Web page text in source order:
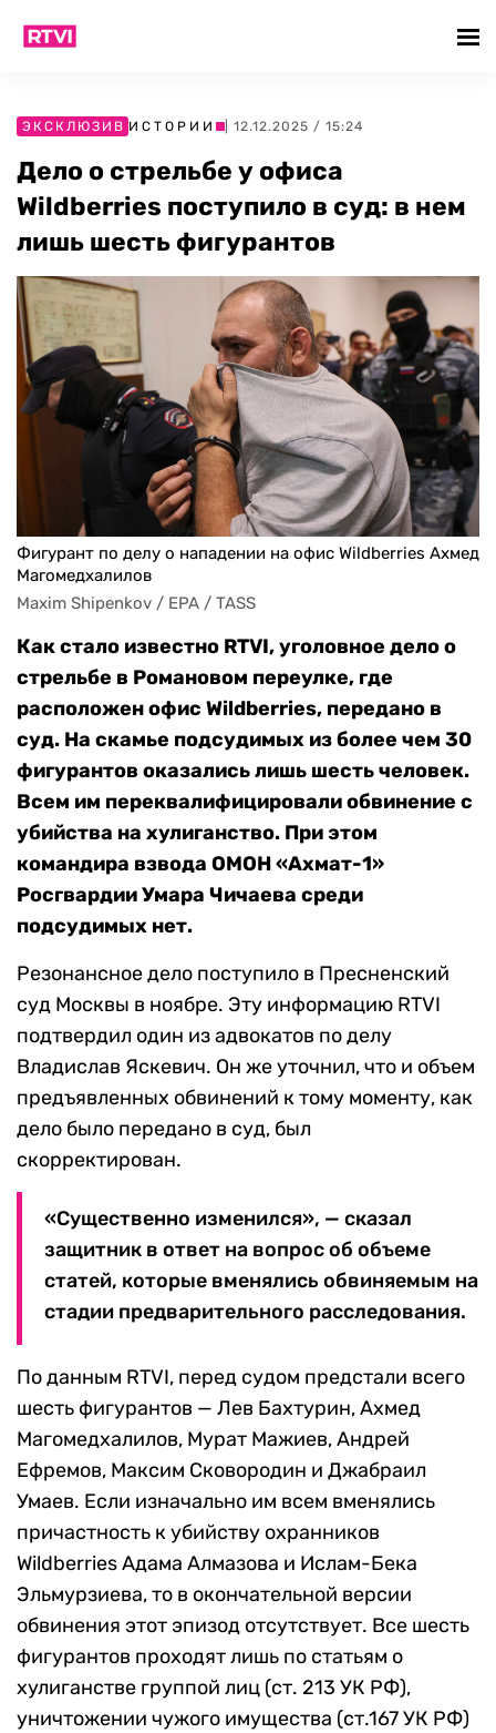
ЭКСКЛЮЗИВ ИСТОРИИ | 12.12.2025 / 15:24
Дело о стрельбе у офиса
Wildberries поступило в суд: в нем
лишь шесть фигурантов
Фигурант по делу о нападении на офис Wildberries Ахмед
Магомедхалилов
Maxim Shipenkov / EPA / TASS
Как стало известно RTVI, уголовное дело о
стрельбе в Романовом переулке, где
расположен офис Wildberries, передано в
суд. На скамье подсудимых из более чем 30
фигурантов оказались лишь шесть человек.
Всем им переквалифицировали обвинение с
убийства на хулиганство. При этом
командира взвода ОМОН «Ахмат-1»
Росгвардии Умара Чичаева среди
подсудимых нет.
Резонансное дело поступило в Пресненский
суд Москвы в ноябре. Эту информацию RTVI
подтвердил один из адвокатов по делу
Владислав Яскевич. Он же уточнил, что и объем
предъявленных обвинений к тому моменту, как
дело было передано в суд, был
скорректирован.
«Существенно изменился», — сказал
защитник в ответ на вопрос об объеме
статей, которые вменялись обвиняемым на
стадии предварительного расследования.
По данным RTVI, перед судом предстали всего
шесть фигурантов — Лев Бахтурин, Ахмед
Магомедхалилов, Мурат Мажиев, Андрей
Ефремов, Максим Сковородин и Джабраил
Умаев. Если изначально им всем вменялись
причастность к убийству охранников
Wildberries Адама Алмазова и Ислам-Бека
Эльмурзиева, то в окончательной версии
обвинения этот эпизод отсутствует. Все шесть
фигурантов проходят лишь по статьям о
хулиганстве группой лиц (ст. 213 УК РФ),
уничтожении чужого имущества (ст.167 УК РФ)